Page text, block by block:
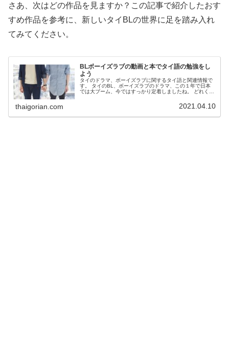
さあ、次はどの作品を見ますか？この記事で紹介したおす
すめ作品を参考に、新しいタイBLの世界に足を踏み入れ
てみてください。
BLボーイズラブの動画と本でタイ語の勉強をし
よう
タイのドラマ、ボーイズラブに関するタイ語と関連情報で
す。 タイのBL、ボーイズラブのドラマ、この１年で日本
では大ブーム、今ではすっかり定着しましたね。 どれくら
るのか、ドラマの内容だけでなくタイ語の勉強にもなれば
thaigorian.com 2021.04.10